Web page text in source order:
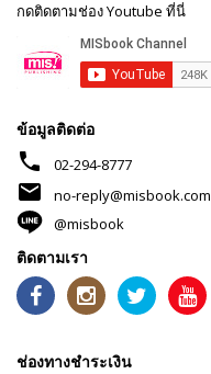
กดติดตามช่อง Youtube ที่นี่
ข้อมูลติดต่อ
phone 02-294-8777
mail
no-reply@misbook.com
@misbook
ติดตามเรา
ช่องทางชำระเงิน